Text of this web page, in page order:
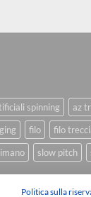
spinning az
filo filo
slow pitch
Politica sulla